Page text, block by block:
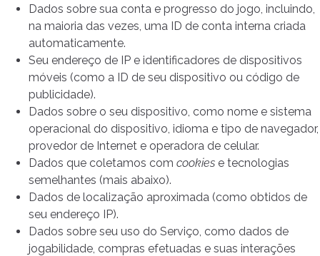
Dados sobre sua conta e progresso do jogo, incluindo,
na maioria das vezes, uma ID de conta interna criada
automaticamente.
Seu endereço de IP e identificadores de dispositivos
móveis (como a ID de seu dispositivo ou código de
publicidade).
Dados sobre o seu dispositivo, como nome e sistema
operacional do dispositivo, idioma e tipo de navegador,
provedor de Internet e operadora de celular.
Dados que coletamos com cookies e tecnologias
semelhantes (mais abaixo).
Dados de localização aproximada (como obtidos de
seu endereço IP).
Dados sobre seu uso do Serviço, como dados de
jogabilidade, compras efetuadas e suas interações